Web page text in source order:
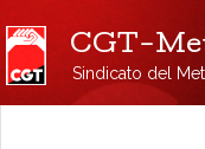
CGT-
Sindicato del